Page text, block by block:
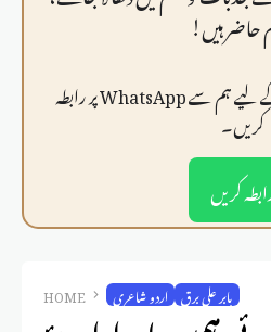
حاضر ہیں!
💌 فرمايشی کلام لکھوانے کے لیے ہم سے WhatsApp پر رابطہ
کریں۔
کریں
HOME اردو شاعری بابر علی برق